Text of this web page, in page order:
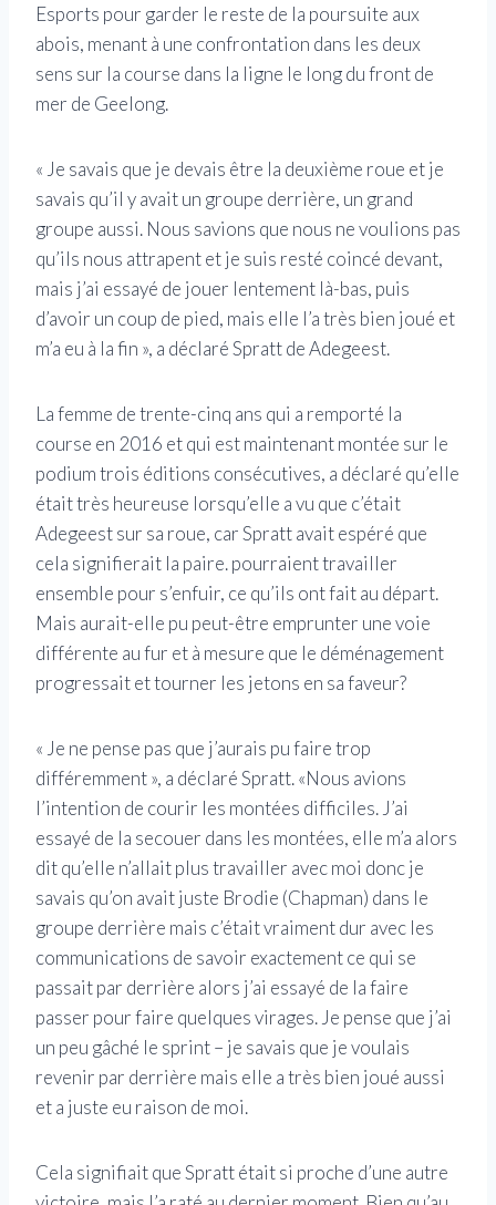
Esports pour garder le reste de la poursuite aux
abois, menant à une confrontation dans les deux
sens sur la course dans la ligne le long du front de
mer de Geelong.
« Je savais que je devais être la deuxième roue et je
savais qu’il y avait un groupe derrière, un grand
groupe aussi. Nous savions que nous ne voulions pas
qu’ils nous attrapent et je suis resté coincé devant,
mais j’ai essayé de jouer lentement là-bas, puis
d’avoir un coup de pied, mais elle l’a très bien joué et
m’a eu à la fin », a déclaré Spratt de Adegeest.
La femme de trente-cinq ans qui a remporté la
course en 2016 et qui est maintenant montée sur le
podium trois éditions consécutives, a déclaré qu’elle
était très heureuse lorsqu’elle a vu que c’était
Adegeest sur sa roue, car Spratt avait espéré que
cela signifierait la paire. pourraient travailler
ensemble pour s’enfuir, ce qu’ils ont fait au départ.
Mais aurait-elle pu peut-être emprunter une voie
différente au fur et à mesure que le déménagement
progressait et tourner les jetons en sa faveur?
« Je ne pense pas que j’aurais pu faire trop
différemment », a déclaré Spratt. «Nous avions
l’intention de courir les montées difficiles. J’ai
essayé de la secouer dans les montées, elle m’a alors
dit qu’elle n’allait plus travailler avec moi donc je
savais qu’on avait juste Brodie (Chapman) dans le
groupe derrière mais c’était vraiment dur avec les
communications de savoir exactement ce qui se
passait par derrière alors j’ai essayé de la faire
passer pour faire quelques virages. Je pense que j’ai
un peu gâché le sprint – je savais que je voulais
revenir par derrière mais elle a très bien joué aussi
et a juste eu raison de moi.
Cela signifiait que Spratt était si proche d’une autre